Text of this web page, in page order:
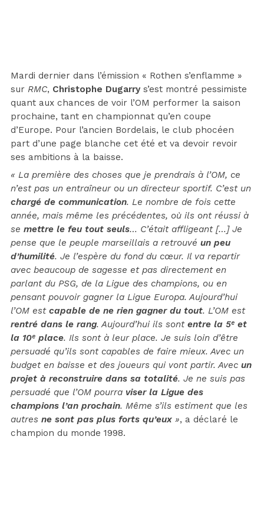
Mardi dernier dans l’émission « Rothen s’enflamme »
sur RMC, Christophe Dugarrys’est montré pessimiste
quant aux chances de voir l’OM performer la saison
prochaine, tant en championnat qu’en coupe
d’Europe. Pour l’ancien Bordelais, le club phocéen
part d’une page blanche cet été et va devoir revoir
ses ambitions à la baisse.
« La première des choses que je prendrais à l’OM, ce
n’est pas un entraîneur ou un directeur sportif. C’est un
chargé de communication. Le nombre de fois cette
année, mais même les précédentes, où ils ont réussi à
se mettre le feu tout seuls… C’était affligeant […] Je
pense que le peuple marseillais a retrouvé un peu
d’humilité. Je l’espère du fond du cœur. Il va repartir
avec beaucoup de sagesse et pas directement en
parlant du PSG, de la Ligue des champions, ou en
pensant pouvoir gagner la Ligue Europa. Aujourd’hui
l’OM est capable de ne rien gagner du tout. L’OM est
rentré dans le rang. Aujourd’hui ils sont entre la 5ᵉ et
la 10ᵉ place. Ils sont à leur place. Je suis loin d’être
persuadé qu’ils sont capables de faire mieux. Avec un
budget en baisse et des joueurs qui vont partir. Avec un
projet à reconstruire dans sa totalité. Je ne suis pas
persuadé que l’OM pourra viser la Ligue des
champions l’an prochain. Même s’ils estiment que les
autres ne sont pas plus forts qu’eux », a déclaré le
champion du monde 1998.